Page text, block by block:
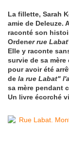
La fillette, Sarah
amie de Deleuze.
raconté son
Ordener rue
Elle y raconte
survie de sa
pour avoir été
de la rue Labat"
sa mère pendant
Un livre écorché